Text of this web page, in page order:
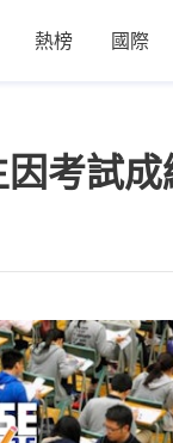
熱榜 國際
考試